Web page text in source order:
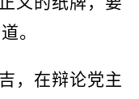
。
，在辩论党主